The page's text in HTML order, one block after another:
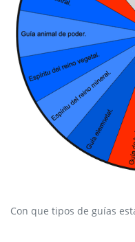
Con que tipos de guías